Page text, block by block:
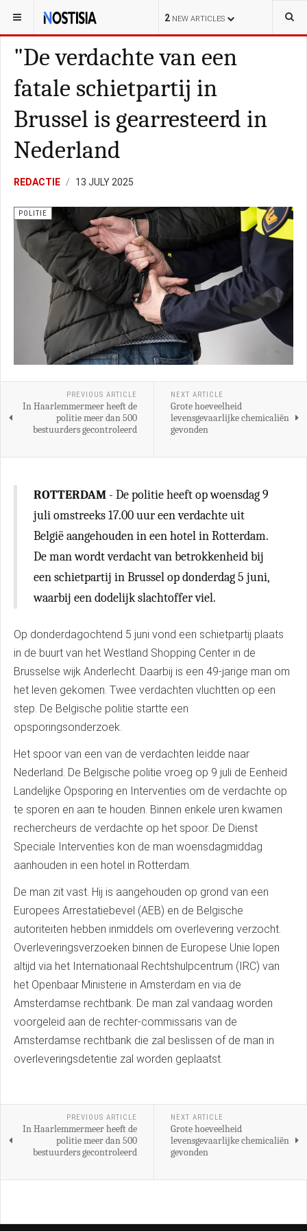
2 NEW ARTICLES
YOU ARE HERE: NEDERLAND ALGEMEEN
"De verdachte van een
fatale schietpartij in
Brussel is gearresteerd in
Nederland
REDACTIE 13 JULY 2025
POLITIE
PREVIOUS ARTICLE
In Haarlemmermeer heeft de
politie meer dan 500
bestuurders gecontroleerd
NEXT ARTICLE
Grote hoeveelheid
levensgevaarlijke chemicaliën
gevonden
ROTTERDAM - De politie heeft op woensdag 9
juli omstreeks 17.00 uur een verdachte uit
België aangehouden in een hotel in Rotterdam.
De man wordt verdacht van betrokkenheid bij
een schietpartij in Brussel op donderdag 5 juni,
waarbij een dodelijk slachtoffer viel.
Op donderdagochtend 5 juni vond een schietpartij plaats
in de buurt van het Westland Shopping Center in de
Brusselse wijk Anderlecht. Daarbij is een 49-jarige man om
het leven gekomen. Twee verdachten vluchtten op een
step. De Belgische politie startte een
opsporingsonderzoek.
Het spoor van een van de verdachten leidde naar
Nederland. De Belgische politie vroeg op 9 juli de Eenheid
Landelijke Opsporing en Interventies om de verdachte op
te sporen en aan te houden. Binnen enkele uren kwamen
rechercheurs de verdachte op het spoor. De Dienst
Speciale Interventies kon de man woensdagmiddag
aanhouden in een hotel in Rotterdam.
De man zit vast. Hij is aangehouden op grond van een
Europees Arrestatiebevel (AEB) en de Belgische
autoriteiten hebben inmiddels om overlevering verzocht.
Overleveringsverzoeken binnen de Europese Unie lopen
altijd via het Internationaal Rechtshulpcentrum (IRC) van
het Openbaar Ministerie in Amsterdam en via de
Amsterdamse rechtbank. De man zal vandaag worden
voorgeleid aan de rechter-commissaris van de
Amsterdamse rechtbank die zal beslissen of de man in
overleveringsdetentie zal worden geplaatst.
PREVIOUS ARTICLE
In Haarlemmermeer heeft de
politie meer dan 500
bestuurders gecontroleerd
NEXT ARTICLE
Grote hoeveelheid
levensgevaarlijke chemicaliën
gevonden